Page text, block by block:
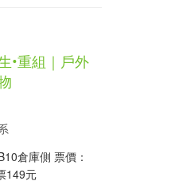
•重組｜戶外
倉庫側 票價：
149元